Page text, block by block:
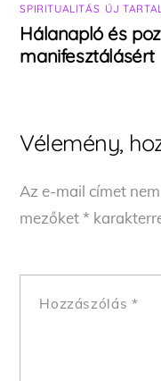
SPIRITUALITÁS ÚJ
Hálanapló és
manifesztálásért
Vélemény,
Az e-mail címet
mezőket*
Hozzászólás *